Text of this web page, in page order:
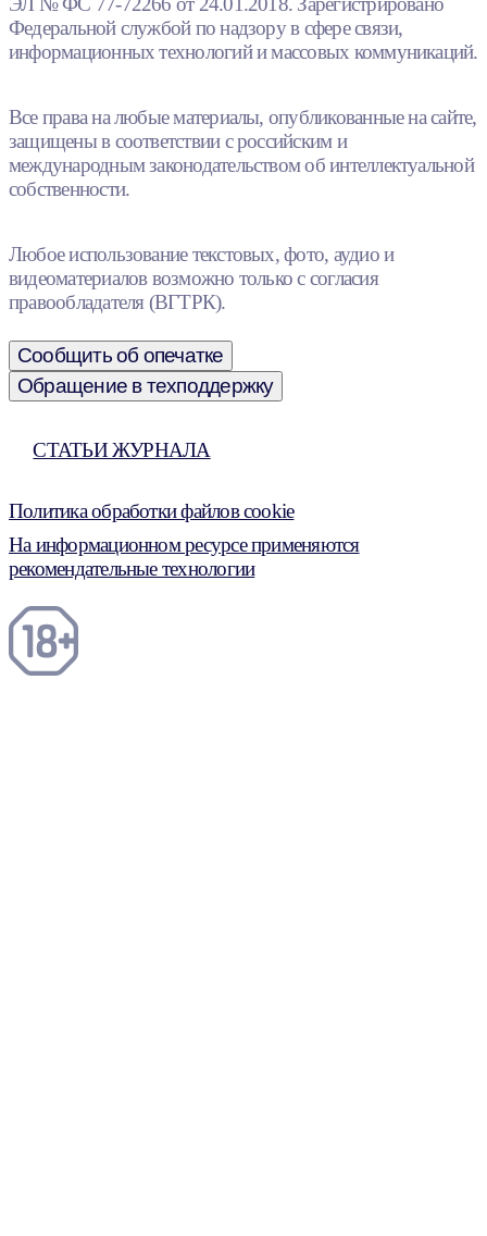
Федеральной службой по надзору в сфере связи,
информационных технологий и массовых коммуникаций.
Все права на любые материалы, опубликованные на сайте,
защищены в соответствии с российским и
международным законодательством об интеллектуальной
собственности.
Любое использование текстовых, фото, аудио и
видеоматериалов возможно только с согласия
правообладателя (ВГТРК).
Сообщить об опечатке
Обращение в техподдержку
СТАТЬИ ЖУРНАЛА
Политика обработки файлов cookie
На информационном ресурсе применяются
рекомендательные технологии